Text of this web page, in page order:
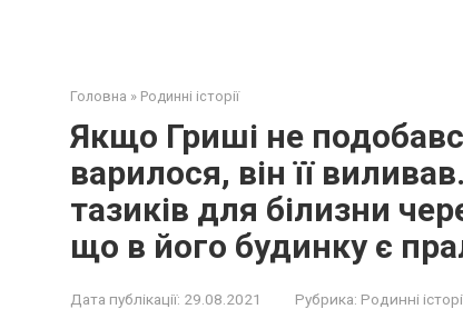
Головна » Родинні історії
Якщо Гриші не
варилося, він її
тазиків для білизни
що в його будинку є
Дата публікації: 29.08.2021 Рубрика: Родинні